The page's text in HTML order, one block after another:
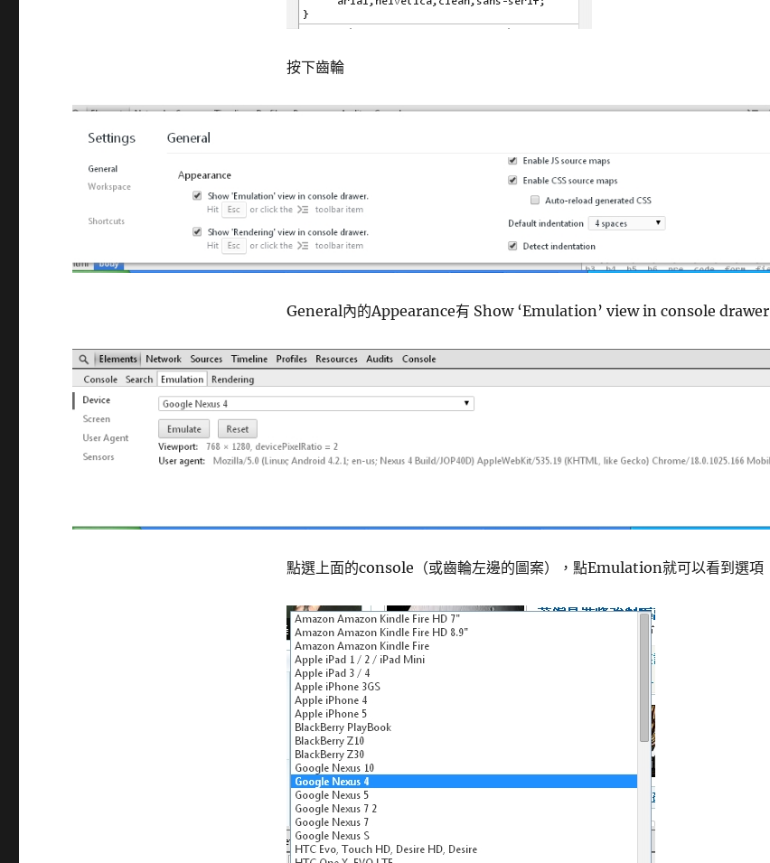
按下齒輪
General內的Appearance有 Show ‘Emulation’ view in console drawer
點選上面的console（或齒輪左邊的圖案），點Emulation就可以看到選項